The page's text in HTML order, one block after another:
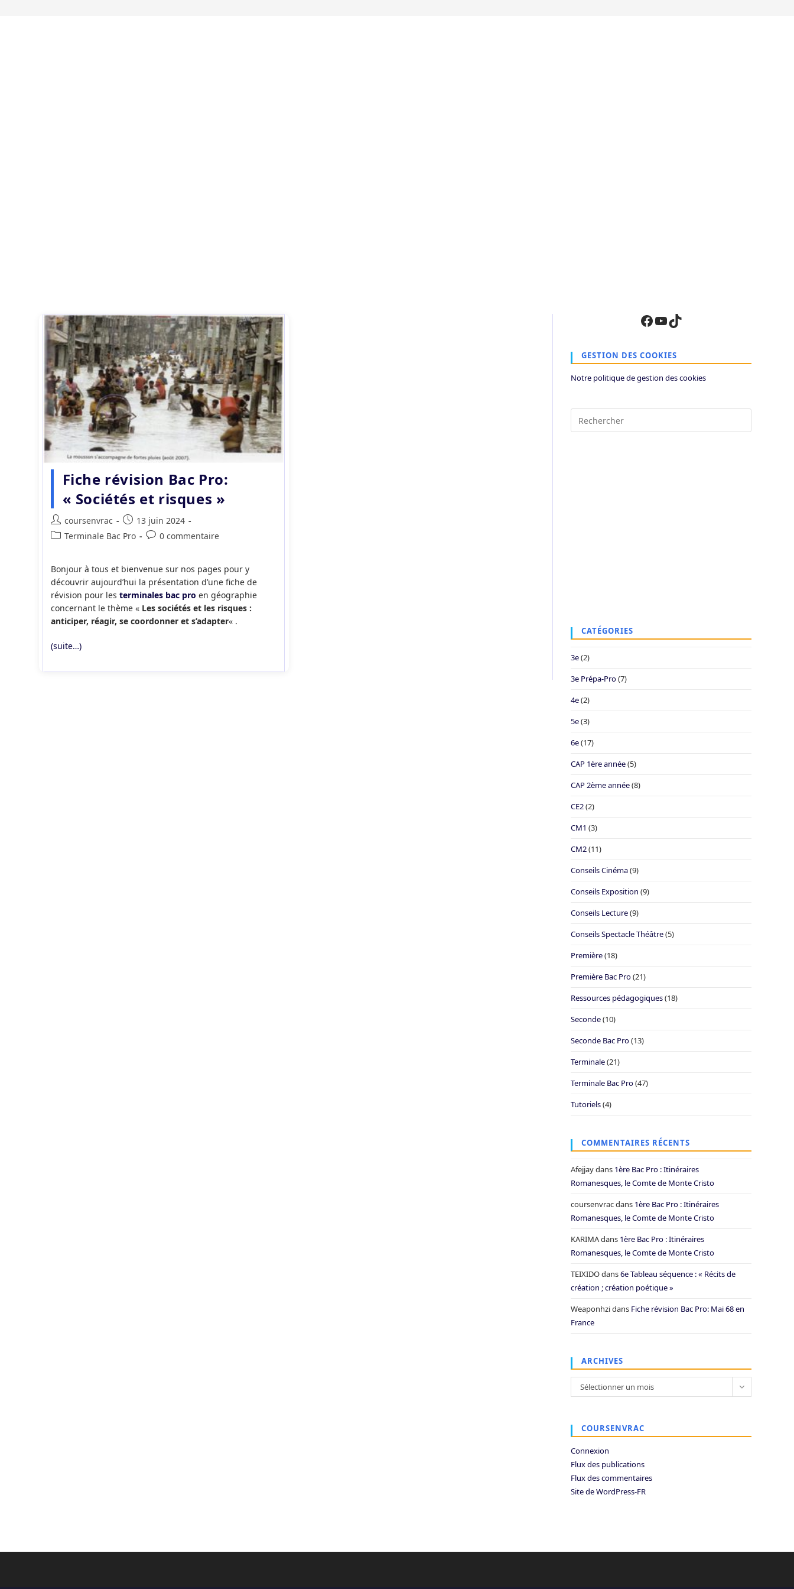
Fiche révision Bac Pro:
« Sociétés et risques »
Auteur/autrice
de
coursenvrac
Publication
publiée :
13 juin 2024
PostTerminale Bac Pro
Commentaires
publication :
0 commentaire
Bonjour à tous et bienvenue sur nos pages pour y
découvrir aujourd’hui la présentation d’une fiche de
révision pour les terminales bac pro en géographie
concernant le thème « Les sociétés et les risques :
anticiper, réagir, se coordonner et s’adapter« .
(suite…)
Facebook
YouTube
TikTok
GESTION DES COOKIES
Notre politique de gestion des cookies
Escape
CATÉGORIES
3e(2)
3e Prépa-Pro(7)
4e(2)
5e(3)
6e(17)
CAP 1ère année(5)
CAP 2ème année(8)
CE2(2)
CM1 (3)
CM2(11)
Conseils Cinéma(9)
Conseils Exposition (9)
Conseils Lecture(9)
Conseils Spectacle Théâtre(5)
Première(18)
Première Bac Pro(21)
Ressources pédagogiques(18)
Seconde(10)
Seconde Bac Pro(13)
Terminale(21)
Terminale Bac Pro(47)
Tutoriels(4)
COMMENTAIRES RÉCENTS
Afejjaydans 1ère Bac Pro : Itinéraires
Romanesques, le Comte de Monte Cristo
coursenvracdans 1ère Bac Pro : Itinéraires
Romanesques, le Comte de Monte Cristo
KARIMAdans 1ère Bac Pro : Itinéraires
Romanesques, le Comte de Monte Cristo
TEIXIDOdans6e Tableau séquence : « Récits de
création ; création poétique »
Weaponhzidans Fiche révision Bac Pro: Mai 68 en
France
ARCHIVES
Archives
Sélectionner un mois
COURSENVRAC
Connexion
Flux des publications
Flux des commentaires
Site de WordPress-FR